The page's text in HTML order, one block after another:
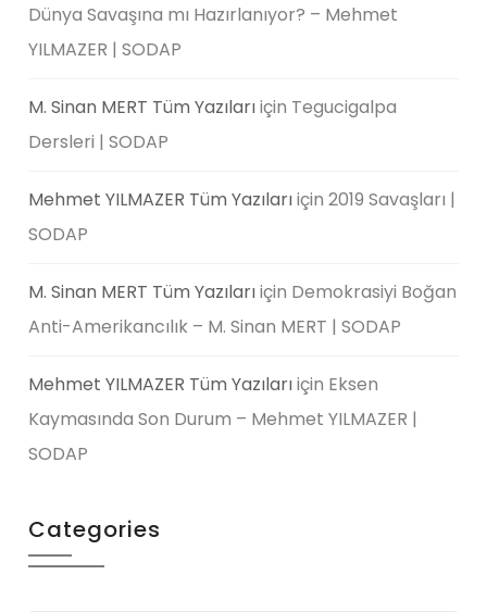
Dünya Savaşına mı Hazırlanıyor? – Mehmet
YILMAZER | SODAP
M. Sinan MERT Tüm Yazılarıiçin Tegucigalpa
Dersleri | SODAP
Mehmet YILMAZER Tüm Yazılarıiçin2019 Savaşları |
SODAP
M. Sinan MERT Tüm Yazılarıiçin Demokrasiyi Boğan
Anti-Amerikancılık – M. Sinan MERT | SODAP
Mehmet YILMAZER Tüm Yazılarıiçin Eksen
Kaymasında Son Durum – Mehmet YILMAZER |
SODAP
Categories